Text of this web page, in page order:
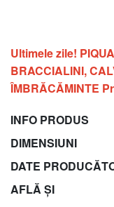
Ultimele zile!
BRACCIALINI,
ÎMBRĂCĂMINTE
INFO PRODUS
DIMENSIUNI
DATE
AFLĂ ȘI